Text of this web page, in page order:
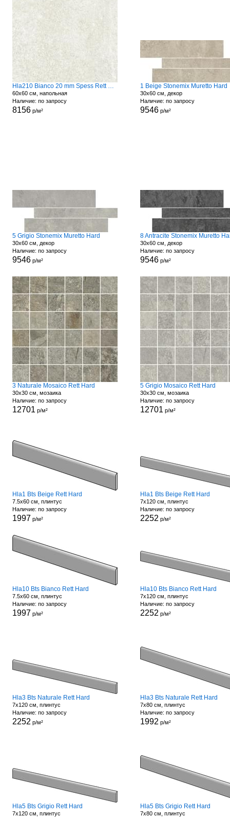
Hla210 Bianco 20 mm Spess Rett Hard
60x60 см, напольная
Наличие: по запросу
8156р/м²
1 Beige Stonemix Muretto Hard
30x60 см, декор
Наличие: по запросу
9546р/м²
5 Grigio Stonemix Muretto Hard
30x60 см, декор
Наличие: по запросу
9546р/м²
8 Antracite Stonemix Muretto
30x60 см, декор
Наличие: по запросу
9546р/м²
3 Naturale Mosaico Rett Hard
30x30 см, мозаика
Наличие: по запросу
12701 р/м²
5 Grigio Mosaico Rett Hard
30x30 см, мозаика
Наличие: по запросу
12701 р/м²
Hla1 Bts Beige Rett Hard
7.5x60 см, плинтус
Наличие: по запросу
1997 р/м²
Hla1 Bts Beige Rett Hard
7x120 см, плинтус
Наличие: по запросу
2252 р/м²
Hla10 Bts Bianco Rett Hard
7.5x60 см, плинтус
Наличие: по запросу
1997 р/м²
Hla10 Bts Bianco Rett Hard
7x120 см, плинтус
Наличие: по запросу
2252 р/м²
Hla3 Bts Naturale Rett Hard
7x120 см, плинтус
Наличие: по запросу
2252 р/м²
Hla3 Bts Naturale Rett Hard
7x80 см, плинтус
Наличие: по запросу
1992 р/м²
Hla5 Bts Grigio Rett Hard
7x120 см, плинтус
Hla5 Bts Grigio Rett Hard
7x80 см, плинтус